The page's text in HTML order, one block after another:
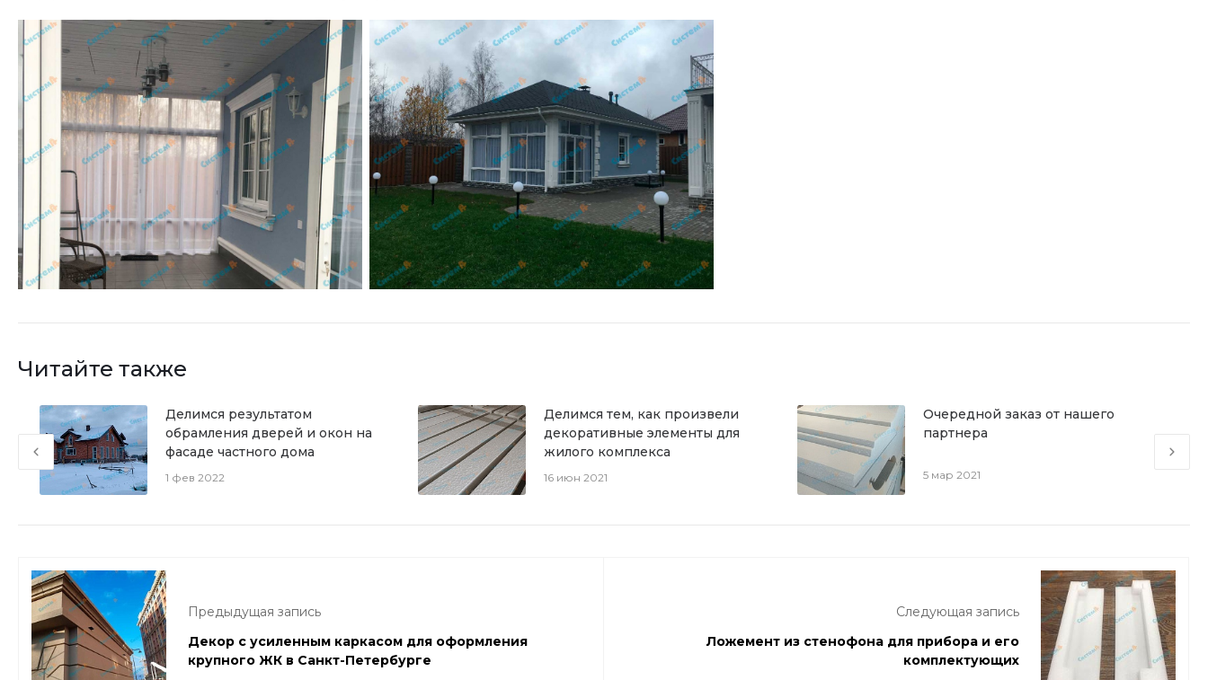
Читайте также
Делимся результатом
обрамления дверей и окон на
фасаде частного дома
1 фев 2022
Делимся тем, как произвели
декоративные элементы для
жилого комплекса
16 июн 2021
Очередной заказ от нашего
партнера
5 мар 2021
Предыдущая запись
Декор с усиленным каркасом для оформления
крупного ЖК в Санкт-Петербурге
Следующая запись
Ложемент из стенофона для прибора и его
комплектующих